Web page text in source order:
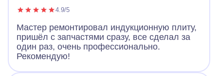
4.9/5
Мастер ремонтировал индукционную плиту,
пришёл с запчастями сразу, все сделал за
один раз, очень профессионально.
Рекомендую!